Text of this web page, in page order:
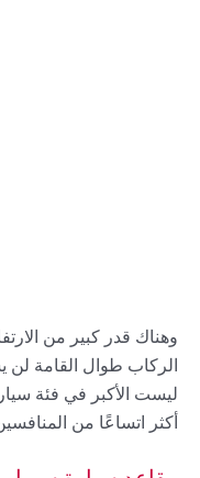
وهناك قدر كبير من
الركاب طوال القامة لن
ليست الأكبر في فئة
أكثر اتساعًا من